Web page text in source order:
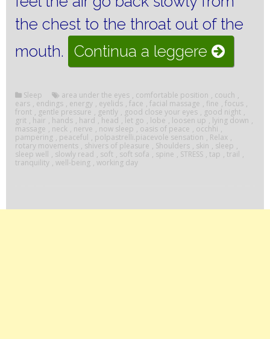
the chest to the throat out of the
mouth.
Continua a leggere
THE
FACE
AND
SLEEP
Sleep area under the eyes , comfortable position , couch ,
ears , endings , energy , eyelids , face , facial massage , fine , focus ,
front , gentle pressure , gently , good close your eyes , good night ,
grit , hair , hands , hard , head , let go , lobe , loosen up , lying down ,
massage , neck , nerve , now sleep , oasis of peace , occhhi ,
pampering , peaceful , polpastrelli.piacevole sensation , Relax ,
rotary movements , shivers of pleasure , Shoulders , skin , sleep ,
sleep well , slowly read , soft , soft sofa , spine , STRESS , tap , trail ,
tranquility , well-being , working day